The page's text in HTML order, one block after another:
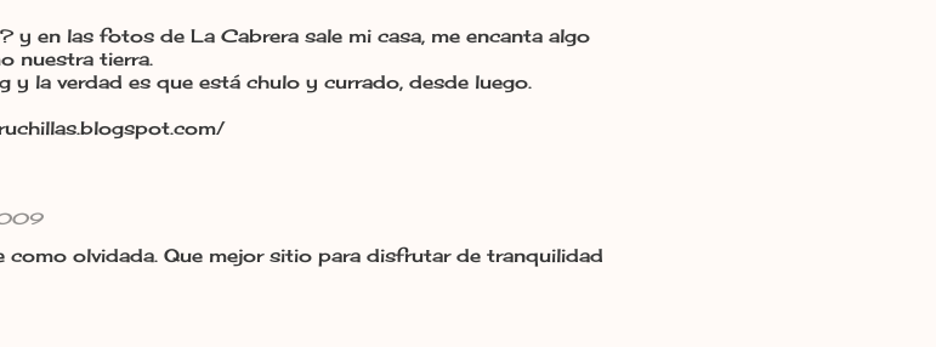
y en las fotos de La Cabrera sale mi casa, me encanta algo
nuestra tierra.
y la verdad es que está chulo y currado, desde luego.
como olvidada. Que mejor sitio para disfrutar de tranquilidad